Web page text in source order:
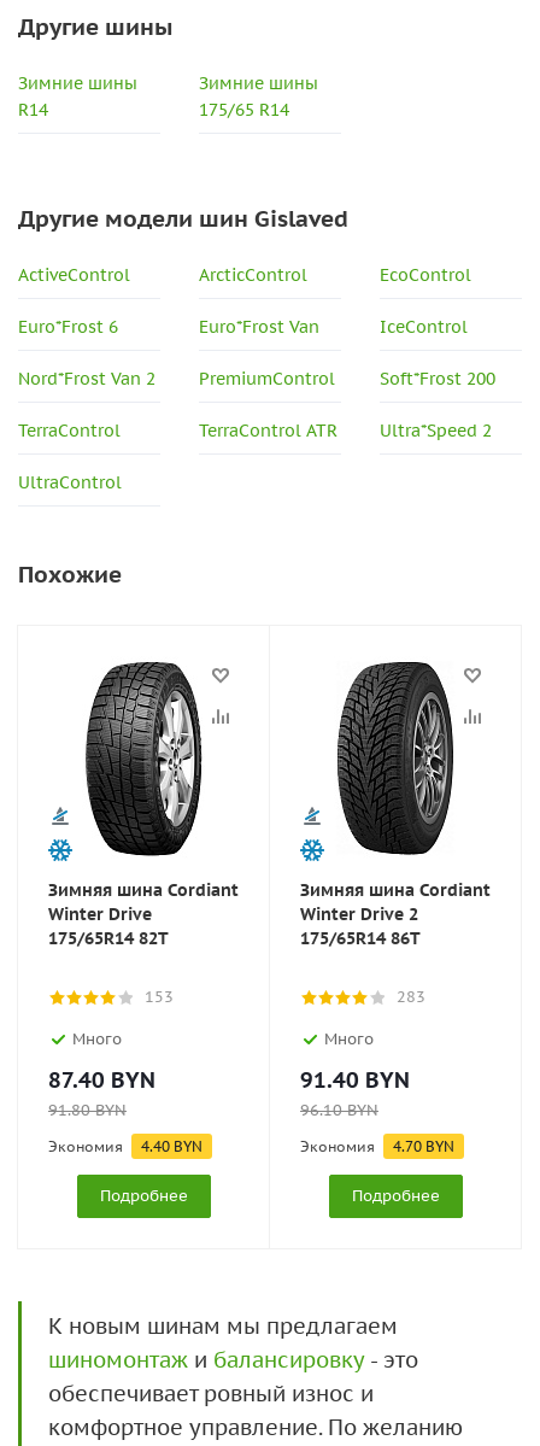
Другие шины
Зимние шины
R14
Зимние шины
175/65 R14
Другие модели шин Gislaved
ActiveControl ArcticControl EcoControl
Euro*Frost 6 Euro*Frost Van IceControl
Nord*Frost Van 2 PremiumControl Soft*Frost 200
TerraControl TerraControl ATR Ultra*Speed 2
UltraControl
Похожие
Зимняя шина Cordiant
Winter Drive
175/65R14 82T
153
Много
87.40 BYN
91.80BYN
Экономия 4.40 BYN
Подробнее
Зимняя шина Cordiant
Winter Drive 2
175/65R14 86T
283
Много
91.40 BYN
96.10BYN
Экономия 4.70 BYN
Подробнее
К новым шинам мы предлагаем
шиномонтаж и балансировку- это
обеспечивает ровный износ и
комфортное управление. По желанию